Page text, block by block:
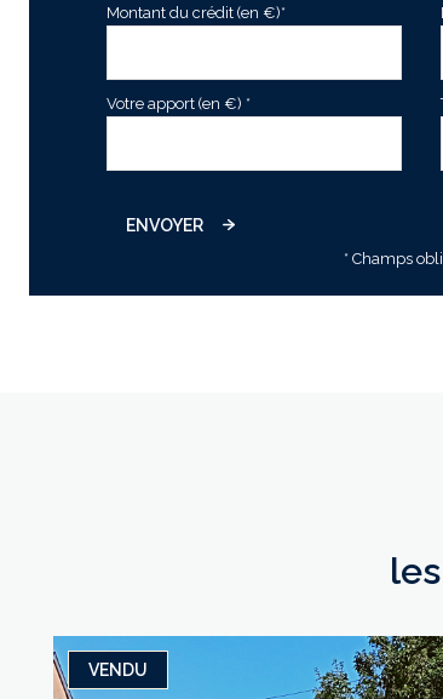
Montant du crédit (en €)*
Votre apport (en €) *
ENVOYER
* Champs
VENDU